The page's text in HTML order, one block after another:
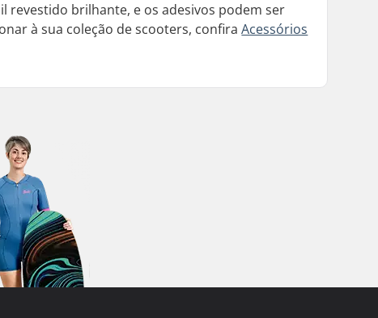
revestido brilhante, e os adesivos podem ser
à sua coleção de scooters, confiraAcessórios